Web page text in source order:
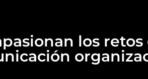
los retos